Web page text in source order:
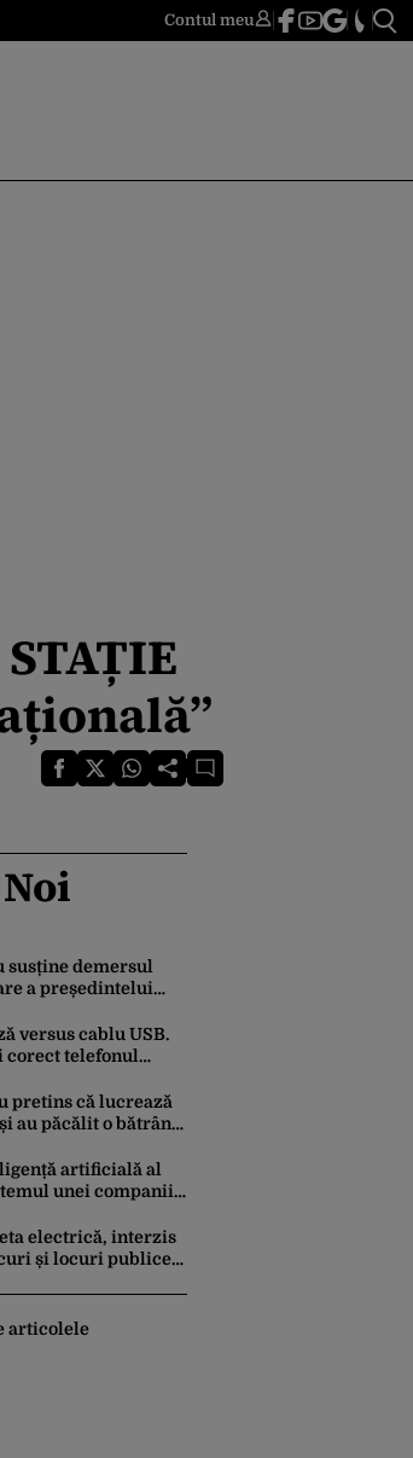
Contul meu
susține demersul
a președintelui
trebui suspendat”
versus cablu USB.
corect telefonul
pretins că lucrează
au păcălit o bătrână
artificială al
unei companii
securitate
electrică, interzis
și locuri publice
articolele